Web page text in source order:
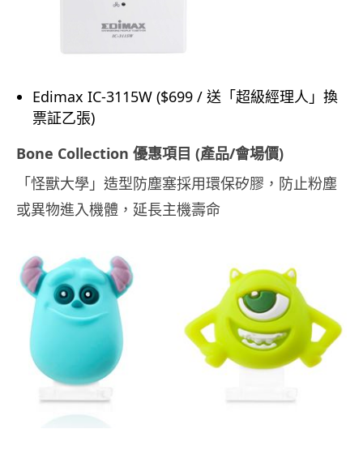
Edimax IC-3115W ($699 / 送「超級經理人」換
票証乙張)
Bone Collection 優惠項目 (產品/會場價)
「怪獸大學」造型防塵塞採用環保矽膠，防止粉塵
或異物進入機體，延長主機壽命